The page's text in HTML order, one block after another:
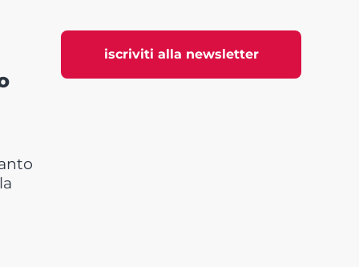
iscriviti alla newsletter